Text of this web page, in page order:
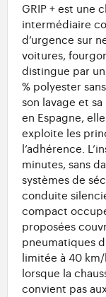
GRIP + est une
intermédiaire
d’urgence sur
voitures,
distingue par
% polyester
son lavage et
en Espagne,
exploite les
l’adhérence.
minutes, sans
systèmes de
conduite
compact
proposées
pneumatiques
limitée à 40
lorsque la
convient pas